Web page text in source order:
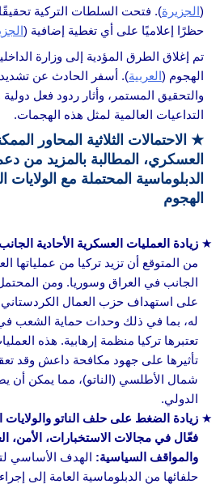
(الجزيرة). فتحت السلطات التركية
حظرًا إعلاميًا على أي تغطية إضافية (
تم إغلاق الطرق المؤدية إلى وزارة
الهجوم (العربية). أسفر الحادث عن تشديد
والتحقيق المستمر، وأثار ردود فعل
التداعيات العالمية لمثل هذه الهجمات.
★ الاحتمالات الثلاثية المحاور
العسكري، المطالبة بالمزيد من دعم
الدبلوماسية المحتملة مع الولايات
الهجوم
زيادة العمليات العسكرية الأحادية
من المتوقع أن تزيد تركيا من عملياتها
الجانب في العراق وسوريا. ومن
على استهداف حزب العمال الكردستاني
له، بما في ذلك وحدات حماية الشعب
تعتبرها تركيا منظمة إرهابية. هذه
تأثيرها على جهود مكافحة داعش وقد
شمال الأطلسي (الناتو)، مما يمكن أن
الدولي.
زيادة الضغط على حلف الناتو والولايات
فعّال في مجالات الاستخبارات، الأمن،
والمواقف السياسية: الهدف الأساسي
حلفائها من الدبلوماسية العامة إلى